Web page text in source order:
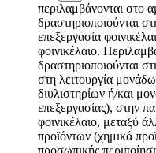
περιλαμβάνονται στο
δραστηριοποιούνται
επεξεργασία
φοινικέλαιο.
δραστηριοποιούνται
στη λειτουργία
διυλιστηρίων ή/και
επεξεργασίας), στην
φοινικέλαιο, μεταξύ
προϊόντων (χημικά
προσωπικής